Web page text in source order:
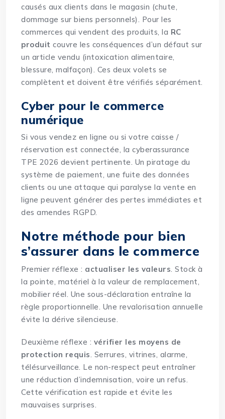
causés aux clients dans le magasin (chute,
dommage sur biens personnels). Pour les
commerces qui vendent des produits, la RC
produit couvre les conséquences d’un défaut sur
un article vendu (intoxication alimentaire,
blessure, malfaçon). Ces deux volets se
complètent et doivent être vérifiés séparément.
Cyber pour le commerce
numérique
Si vous vendez en ligne ou si votre caisse /
réservation est connectée, lacyberassurance
TPE 2026 devient pertinente. Un piratage du
système de paiement, une fuite des données
clients ou une attaque qui paralyse la vente en
ligne peuvent générer des pertes immédiates et
des amendes RGPD.
Notre méthode pour bien
s’assurer dans le commerce
Premier réflexe : actualiser les valeurs. Stock à
la pointe, matériel à la valeur de remplacement,
mobilier réel. Une sous-déclaration entraîne la
règle proportionnelle. Une revalorisation annuelle
évite la dérive silencieuse.
Deuxième réflexe : vérifier les moyens de
protection requis. Serrures, vitrines, alarme,
télésurveillance. Le non-respect peut entraîner
une réduction d’indemnisation, voire un refus.
Cette vérification est rapide et évite les
mauvaises surprises.